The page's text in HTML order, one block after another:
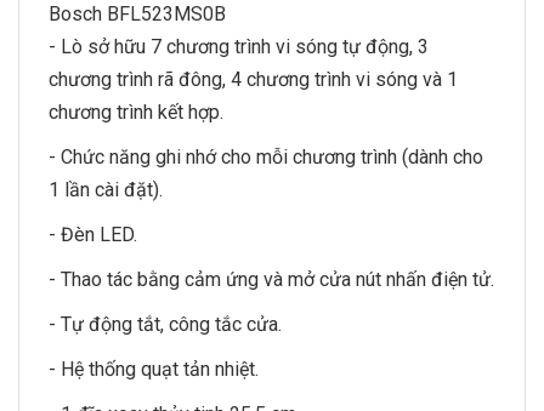
Bosch BFL523MS0B
- Lò sở hữu 7 chương trình vi sóng tự động, 3
chương trình rã đông, 4 chương trình vi sóng và 1
chương trình kết hợp.
- Chức năng ghi nhớ cho mỗi chương trình (dành cho
1 lần cài đặt).
- Đèn LED.
- Thao tác bằng cảm ứng và mở cửa nút nhấn điện tử.
- Tự động tắt, công tắc cửa.
- Hệ thống quạt tản nhiệt.